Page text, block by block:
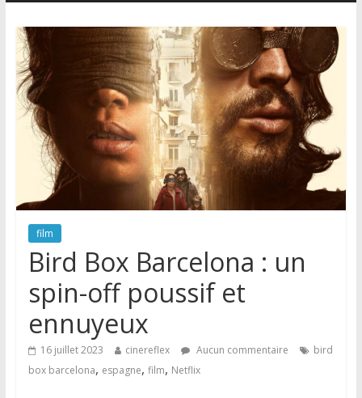
film
Bird Box Barcelona : un
spin-off poussif et
ennuyeux
16 juillet 2023 cinereflex Aucun commentaire
bird
box barcelona, espagne, film, Netflix